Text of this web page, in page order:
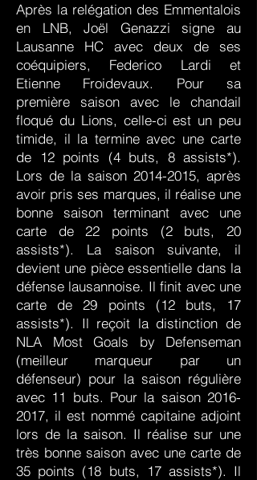
Après la relégation des Emmentalois
en LNB, Joël Genazzi signe au
Lausanne HC avec deux de ses
coéquipiers, Federico Lardi et
Etienne Froidevaux. Pour sa
première saison avec le chandail
floqué du Lions, celle-ci est un peu
timide, il la termine avec une carte
de 12 points (4 buts, 8 assists*).
Lors de la saison 2014-2015, après
avoir pris ses marques, il réalise une
bonne saison terminant avec une
carte de 22 points (2 buts, 20
assists*). La saison suivante, il
devient une pièce essentielle dans la
défense lausannoise. Il finit avec une
carte de 29 points (12 buts, 17
assists*). Il reçoit la distinction de
NLA Most Goals by Defenseman
(meilleur marqueur par un
défenseur) pour la saison régulière
avec 11 buts. Pour la saison 2016-
2017, il est nommé capitaine adjoint
lors de la saison. Il réalise sur une
très bonne saison avec une carte de
35 points (18 buts, 17 assists*). Il